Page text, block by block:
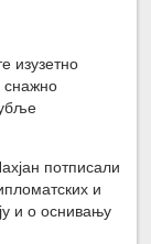
изузетно
потписали
и
и о оснивању